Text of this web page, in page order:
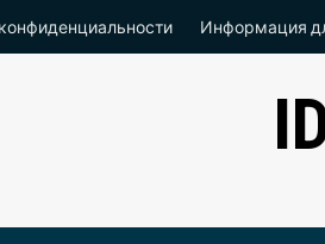
Информация